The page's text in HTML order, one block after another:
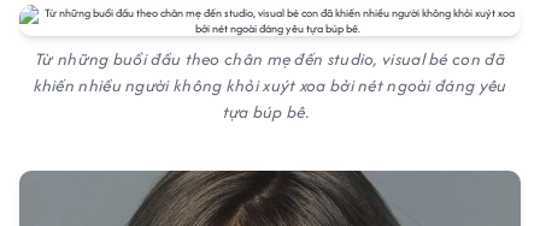
Từ những buổi đầu theo chân mẹ đến studio, visual bé con đã
khiến nhiều người không khỏi xuýt xoa bởi nét ngoài đáng yêu
tựa búp bê.